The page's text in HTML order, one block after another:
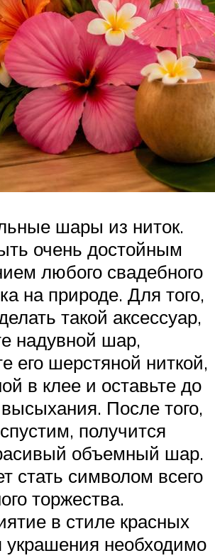
шары из ниток.
очень достойным
любого свадебного
на природе. Для того,
такой аксессуар,
надувной шар,
его шерстяной ниткой,
в клее и оставьте до
После того,
получится
объемный шар.
стать символом всего
торжества.
в стиле красных
украшения необходимо